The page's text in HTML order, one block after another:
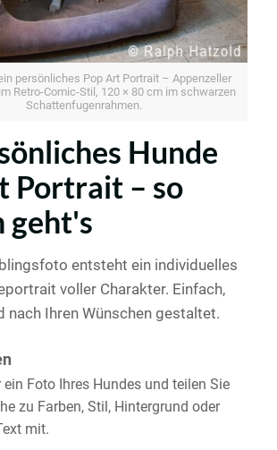
persönliches Pop Art Portrait – Appenzeller
Retro-Comic-Stil, 120 × 80 cm im schwarzen
Schattenfugenrahmen.
Hunde
Portrait – so
geht's
entsteht ein individuelles
voller Charakter. Einfach,
nach Ihren Wünschen gestaltet.
ein Foto Ihres Hundes und teilen Sie
zu Farben, Stil, Hintergrund oder
mit.